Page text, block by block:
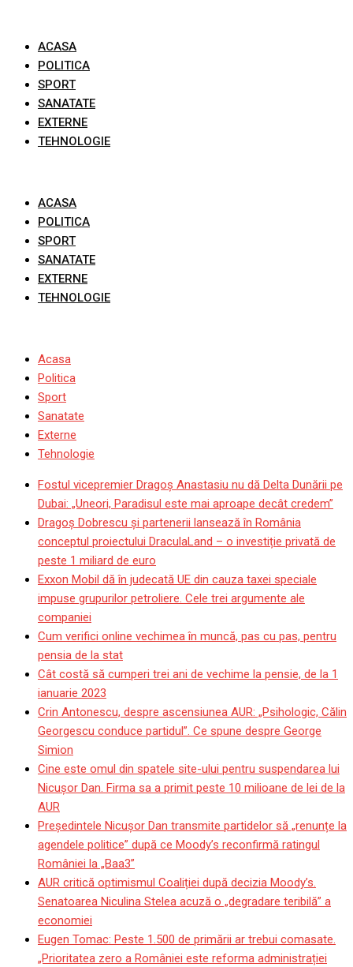
contentACASA
POLITICA
SPORT
SANATATE
EXTERNE
TEHNOLOGIE
ACASA
POLITICA
SPORT
SANATATE
EXTERNE
TEHNOLOGIE
Acasa
Politica
Sport
Sanatate
Externe
Tehnologie
Fostul vicepremier Dragoș Anastasiu nu dă Delta Dunării pe
Dubai: „Uneori, Paradisul este mai aproape decât credem”
Dragoş Dobrescu şi partenerii lansează în România
conceptul proiectului DraculaLand – o investiție privată de
peste 1 miliard de euro
Exxon Mobil dă în judecată UE din cauza taxei speciale
impuse grupurilor petroliere. Cele trei argumente ale
companiei
Cum verifici online vechimea în muncă, pas cu pas, pentru
pensia de la stat
Cât costă să cumperi trei ani de vechime la pensie, de la 1
ianuarie 2023
Crin Antonescu, despre ascensiunea AUR: „Psihologic, Călin
Georgescu conduce partidul”. Ce spune despre George
Simion
Cine este omul din spatele site-ului pentru suspendarea lui
Nicuşor Dan. Firma sa a primit peste 10 milioane de lei de la
AUR
Președintele Nicușor Dan transmite partidelor să „renunțe la
agendele politice” după ce Moody’s reconfirmă ratingul
României la „Baa3”
AUR critică optimismul Coaliției după decizia Moody’s.
Senatoarea Niculina Stelea acuză o „degradare teribilă” a
economiei
Eugen Tomac: Peste 1.500 de primării ar trebui comasate.
„Prioritatea zero a României este reforma administrației